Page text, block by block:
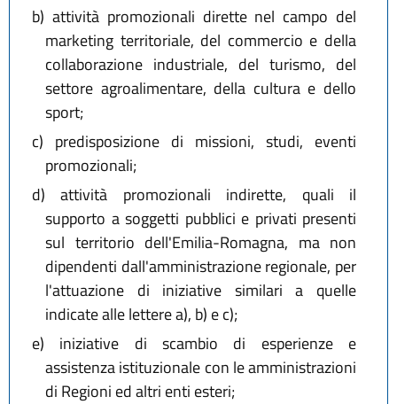
b) attività promozionali dirette nel campo del
marketing territoriale, del commercio e della
collaborazione industriale, del turismo, del
settore agroalimentare, della cultura e dello
sport;
c) predisposizione di missioni, studi, eventi
promozionali;
d) attività promozionali indirette, quali il
supporto a soggetti pubblici e privati presenti
sul territorio dell'Emilia-Romagna, ma non
dipendenti dall'amministrazione regionale, per
l'attuazione di iniziative similari a quelle
indicate alle lettere a), b) e c);
e) iniziative di scambio di esperienze e
assistenza istituzionale con le amministrazioni
di Regioni ed altri enti esteri;